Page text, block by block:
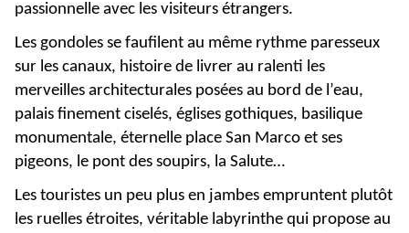
passionnelle avec les visiteurs étrangers.
Les gondoles se faufilent au même rythme paresseux
sur les canaux, histoire de livrer au ralenti les
merveilles architecturales posées au bord de l’eau,
palais finement ciselés, églises gothiques, basilique
monumentale, éternelle place San Marco et ses
pigeons, le pont des soupirs, la Salute…
Les touristes un peu plus en jambes empruntent plutôt
les ruelles étroites, véritable labyrinthe qui propose au